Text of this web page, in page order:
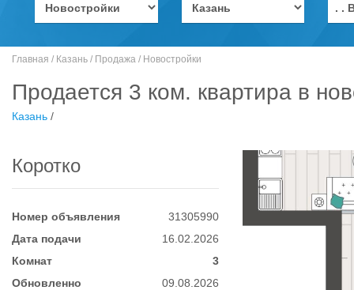
. .
Главная / Казань / Продажа / Новостройки
Продается 3 ком. квартира в
Казань /
Коротко
Номер объявления
31305990
Дата подачи
16.02.2026
Комнат
3
Обновленно
09.08.2026